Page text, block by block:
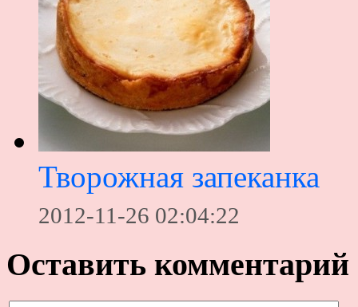
Творожная запеканка
2012-11-26 02:04:22
Оставить комментарий